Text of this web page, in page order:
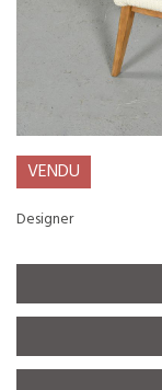
VENDU
Designer